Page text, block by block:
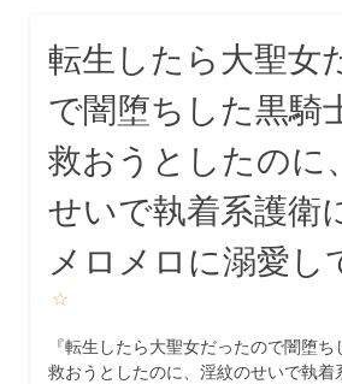
転生したら大聖女
で闇堕ちした黒騎
救おうとしたのに
せいで執着系護衛
メロメロに溺愛し
☆
『転生したら大聖女だったので闇堕
救おうとしたのに、淫紋のせいで執着